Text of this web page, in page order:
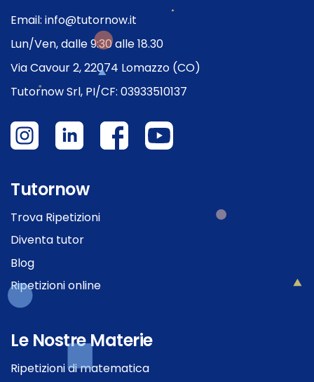
Email: info@tutornow.it
Lun/Ven, dalle 9:30 alle 18.30
Via Cavour 2, 22074 Lomazzo (CO)
Tutornow Srl, PI/CF: 03933510137
Tutornow
Trova Ripetizioni
Diventa tutor
Blog
Ripetizioni online
Le Nostre Materie
Ripetizioni di matematica